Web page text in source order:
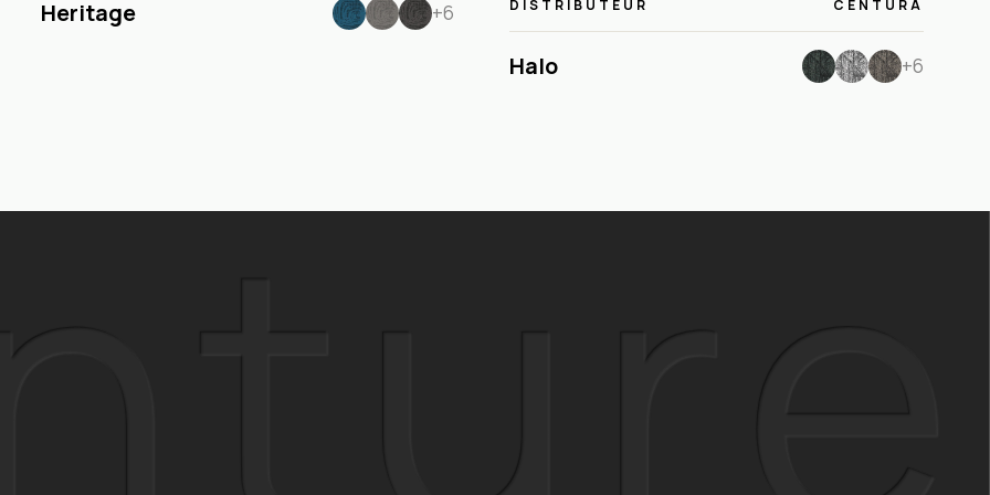
Heritage +6 DISTRIBUTEUR CENTURA
Halo +6